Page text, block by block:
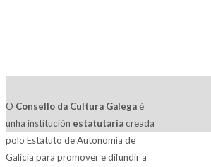
O Consello da Cultura Galega é
unha institución estatutariacreada
polo Estatuto de Autonomía de
Galicia para promover e difundir a